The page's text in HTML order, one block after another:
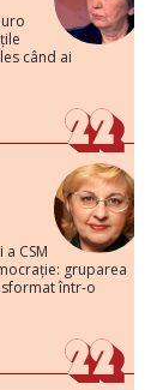
când ai
CSM
gruparea
într-o